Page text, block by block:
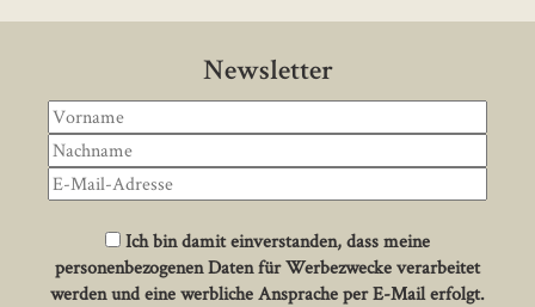
Newsletter
Ich bin damit einverstanden, dass meine
personenbezogenen Daten für Werbezwecke verarbeitet
werden und eine werbliche Ansprache per E-Mail erfolgt.